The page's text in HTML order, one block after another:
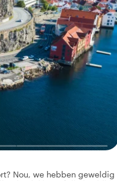
Nou, we hebben geweldig